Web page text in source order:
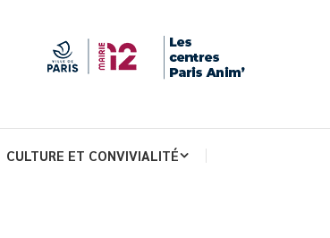
CULTURE ET CONVIVIALITÉ